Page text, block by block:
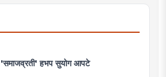
'समाजव्रती' हभप सुयोग आपटे